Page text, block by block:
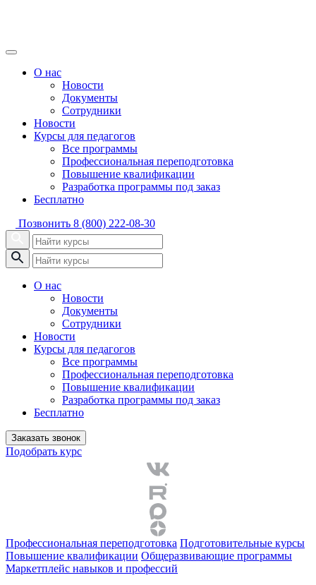
О нас
Новости
Документы
Сотрудники
Новости
Курсы для педагогов
Все программы
Профессиональная переподготовка
Повышение квалификации
Разработка программы под заказ
Бесплатно
Позвонить 8 (800) 222-08-30
О нас
Новости
Документы
Сотрудники
Новости
Курсы для педагогов
Все программы
Профессиональная переподготовка
Повышение квалификации
Разработка программы под заказ
Бесплатно
Заказать звонок
Подобрать курс
Профессиональная переподготовка Подготовительные курсы
Повышение квалификации Общеразвивающие программы
Маркетплейс навыков и профессий